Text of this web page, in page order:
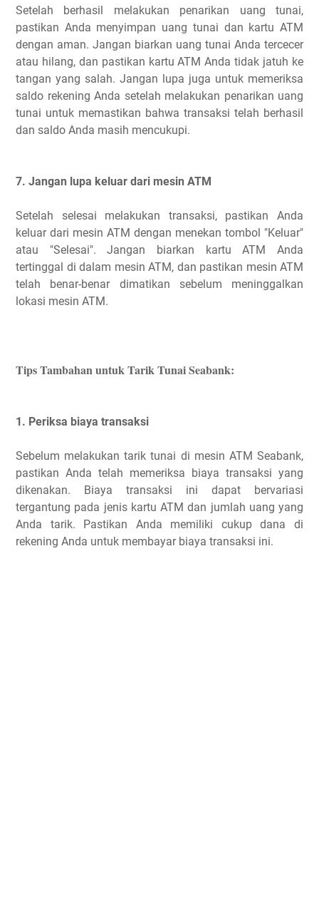
Setelah berhasil melakukan penarikan uang tunai,
pastikan Anda menyimpan uang tunai dan kartu ATM
dengan aman. Jangan biarkan uang tunai Anda tercecer
atau hilang, dan pastikan kartu ATM Anda tidak jatuh ke
tangan yang salah. Jangan lupa juga untuk memeriksa
saldo rekening Anda setelah melakukan penarikan uang
tunai untuk memastikan bahwa transaksi telah berhasil
dan saldo Anda masih mencukupi.
7. Jangan lupa keluar dari mesin ATM
Setelah selesai melakukan transaksi, pastikan Anda
keluar dari mesin ATM dengan menekan tombol "Keluar"
atau "Selesai". Jangan biarkan kartu ATM Anda
tertinggal di dalam mesin ATM, dan pastikan mesin ATM
telah benar-benar dimatikan sebelum meninggalkan
lokasi mesin ATM.
Tips Tambahan untuk Tarik Tunai Seabank:
1. Periksa biaya transaksi
Sebelum melakukan tarik tunai di mesin ATM Seabank,
pastikan Anda telah memeriksa biaya transaksi yang
dikenakan. Biaya transaksi ini dapat bervariasi
tergantung pada jenis kartu ATM dan jumlah uang yang
Anda tarik. Pastikan Anda memiliki cukup dana di
rekening Anda untuk membayar biaya transaksi ini.